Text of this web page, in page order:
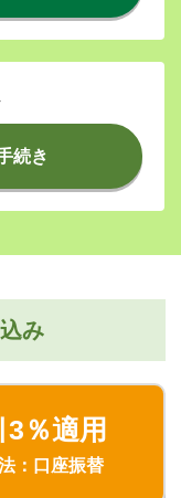
続き
み
％適用
：口座振替